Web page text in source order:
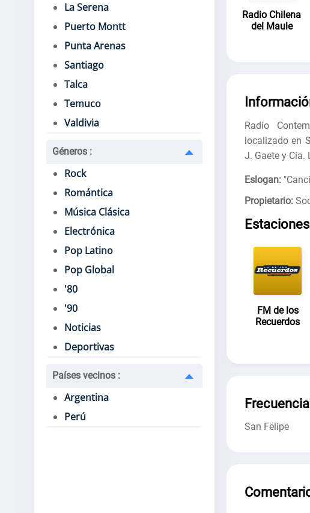
La Serena
Puerto Montt
Punta Arenas
Santiago
Talca
Temuco
Valdivia
Géneros :
Rock
Romántica
Música Clásica
Electrónica
Pop Latino
Pop Global
'80
'90
Noticias
Deportivas
Países vecinos :
Argentina
Perú
Radio Chilena
del Maule
Radio
localizado en
J. Gaete y
Eslogan: "
Propietario:
FM de los
Recuerdos
San Felipe